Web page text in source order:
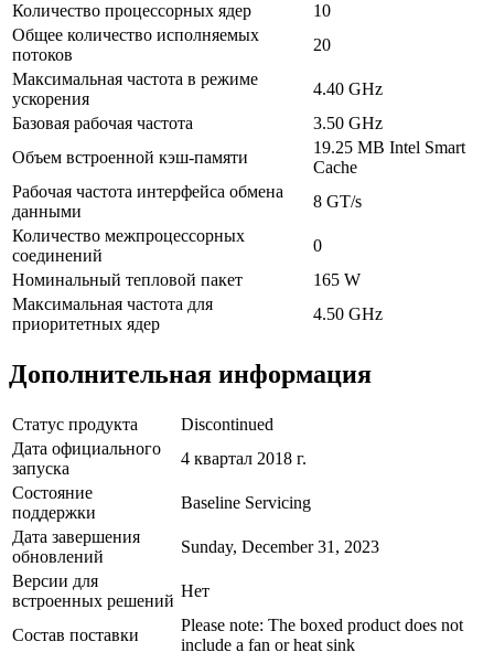
Количество процессорных ядер
10
Общее количество исполняемых
потоков
20
Максимальная частота в режиме
ускорения
4.40 GHz
Базовая рабочая частота
3.50 GHz
Объем встроенной кэш-памяти
19.25 MB Intel Smart
Cache
Рабочая частота интерфейса обмена
данными
8 GT/s
Количество межпроцессорных
соединений
0
Номинальный тепловой пакет
165 W
Максимальная частота для
приоритетных ядер
4.50 GHz
Дополнительная информация
Статус продукта
Discontinued
Дата официального
запуска
4 квартал 2018 г.
Состояние
поддержки
Baseline Servicing
Дата завершения
обновлений
Sunday, December 31, 2023
Версии для
встроенных решений
Нет
Состав поставки
Please note: The boxed product does not
include a fan or heat sink